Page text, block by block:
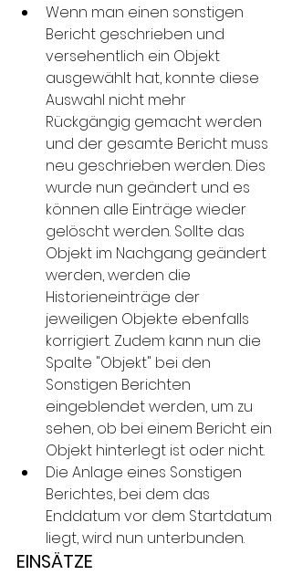
Wenn man einen sonstigen
Bericht geschrieben und
versehentlich ein Objekt
ausgewählt hat, konnte diese
Auswahl nicht mehr
Rückgängig gemacht werden
und der gesamte Bericht muss
neu geschrieben werden. Dies
wurde nun geändert und es
können alle Einträge wieder
gelöscht werden. Sollte das
Objekt im Nachgang geändert
werden, werden die
Historieneinträge der
jeweiligen Objekte ebenfalls
korrigiert. Zudem kann nun die
Spalte "Objekt" bei den
Sonstigen Berichten
eingeblendet werden, um zu
sehen, ob bei einem Bericht ein
Objekt hinterlegt ist oder nicht.
Die Anlage eines Sonstigen
Berichtes, bei dem das
Enddatum vor dem Startdatum
liegt, wird nun unterbunden.
EINSÄTZE